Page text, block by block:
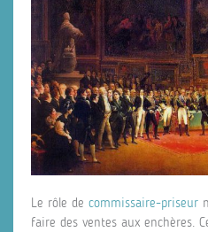
Le rôle de commissaire-priseur
faire des ventes aux enchères.